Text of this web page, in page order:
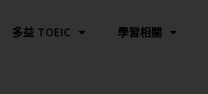
多益 TOEIC 學習相關